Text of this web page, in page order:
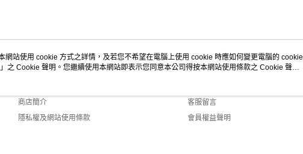
關於我們
商店簡介
隱私權及網站使用條款
客服資訊
客服留言
會員權益聲明
網站使用 cookie 方式之詳情，及若您不希望在電腦上使用 cookie 時應如何變更電腦的 cookie
」之 Cookie 聲明。您繼續使用本網站即表示您同意本公司得按本網站使用條款之 Cookie 聲明